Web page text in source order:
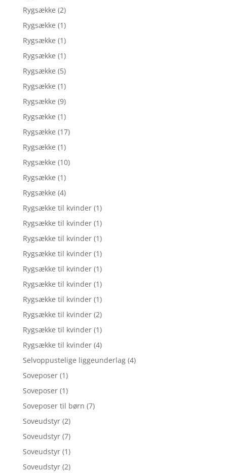
Rygsække (2)
Rygsække (1)
Rygsække (1)
Rygsække (1)
Rygsække (5)
Rygsække (1)
Rygsække (9)
Rygsække (1)
Rygsække (17)
Rygsække (1)
Rygsække (10)
Rygsække (1)
Rygsække (4)
Rygsække til kvinder (1)
Rygsække til kvinder (1)
Rygsække til kvinder (1)
Rygsække til kvinder (1)
Rygsække til kvinder (1)
Rygsække til kvinder (1)
Rygsække til kvinder (1)
Rygsække til kvinder (2)
Rygsække til kvinder (1)
Rygsække til kvinder (4)
Selvoppustelige liggeunderlag (4)
Soveposer (1)
Soveposer (1)
Soveposer til børn (7)
Soveudstyr (2)
Soveudstyr (7)
Soveudstyr (1)
Soveudstyr (2)